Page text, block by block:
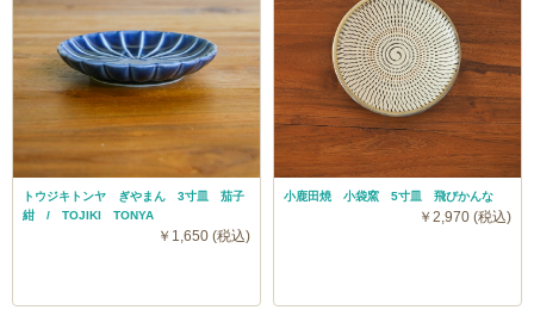
トウジキトンヤ ぎやまん 3寸皿 茄子
紺 / TOJIKI TONYA
￥1,650 (税込)
小鹿田焼 小袋窯 5寸皿 飛びかんな
￥2,970 (税込)